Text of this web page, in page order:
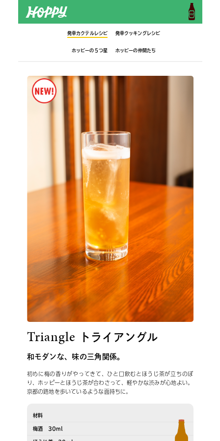
発幸カクテルレシピ 発幸クッキングレシピ
ホッピーの５つ星 ホッピーの仲間たち
Triangle トライアングル
和モダンな、味の三角関係。
初めに梅の香りがやってきて、ひと口飲むとほうじ茶が立ちのぼ
り、ホッピーとほうじ茶が合わさって、軽やかな渋みが心地よい。
京都の路地を歩いているような面持ちに。
材料
梅酒 30ml